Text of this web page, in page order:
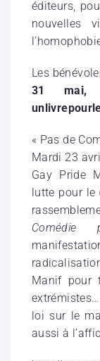
éditeurs,
nouvelles
Les
31 mai,
« Pas de
Mardi 23
Gay Pride
lutte pour le
Comédie
Manif pour
loi sur le
aussi à